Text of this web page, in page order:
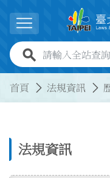
展開選單
全站查詢關鍵字
首頁 法規資訊
法規資訊